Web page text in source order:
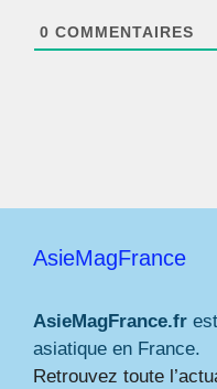
0 COMMENTAIRES
AsieMagFrance
AsieMagFrance.fr
asiatique en France.
Retrouvez toute